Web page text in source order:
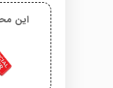
این